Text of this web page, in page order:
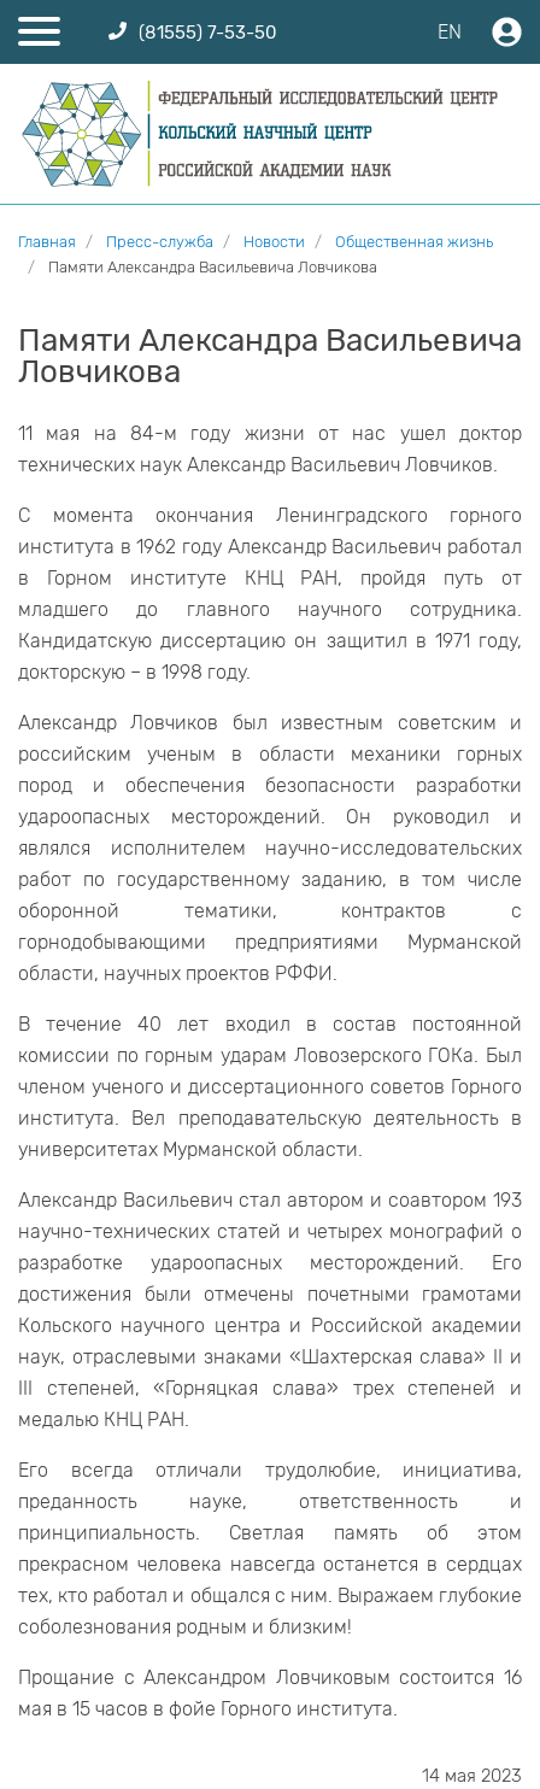
(81555) 7-53-50 EN
Главная Пресс-служба Новости
Общественная жизнь
Памяти Александра Васильевича Ловчикова
Памяти Александра Васильевича
Ловчикова
11 мая на 84-м году жизни от нас ушел доктор
технических наук Александр Васильевич Ловчиков.
C момента окончания Ленинградского горного
института в 1962 году Александр Васильевич работал
в Горном институте КНЦ РАН, пройдя путь от
младшего до главного научного сотрудника.
Кандидатскую диссертацию он защитил в 1971 году,
докторскую – в 1998 году.
Александр Ловчиков был известным советским и
российским ученым в области механики горных
пород и обеспечения безопасности разработки
удароопасных месторождений. Он руководил и
являлся исполнителем научно-исследовательских
работ по государственному заданию, в том числе
оборонной тематики, контрактов с
горнодобывающими предприятиями Мурманской
области, научных проектов РФФИ.
В течение 40 лет входил в состав постоянной
комиссии по горным ударам Ловозерского ГОКа. Был
членом ученого и диссертационного советов Горного
института. Вел преподавательскую деятельность в
университетах Мурманской области.
Александр Васильевич стал автором и соавтором 193
научно-технических статей и четырех монографий о
разработке удароопасных месторождений. Его
достижения были отмечены почетными грамотами
Кольского научного центра и Российской академии
наук, отраслевыми знаками «Шахтерская слава» II и
III степеней, «Горняцкая слава» трех степеней и
медалью КНЦ РАН.
Его всегда отличали трудолюбие, инициатива,
преданность науке, ответственность и
принципиальность. Светлая память об этом
прекрасном человека навсегда останется в сердцах
тех, кто работал и общался с ним. Выражаем глубокие
соболезнования родным и близким!
Прощание с Александром Ловчиковым состоится 16
мая в 15 часов в фойе Горного института.
14 мая 2023